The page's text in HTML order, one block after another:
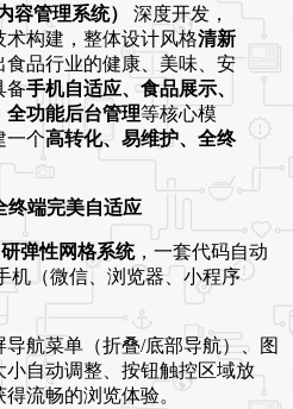
容管理系统）
深度开发，
术构建，整体设计风格清新
食品行业的健康、美味、安
备手机自适应、食品展示、
全功能后台管理等核心模
一个高转化、易维护、全终
终端完美自适应
弹性网格系统，一套代码自动
机（微信、浏览器、小程序
航菜单（折叠/底部导航）、图
小自动调整、按钮触控区域放
流畅的浏览体验。